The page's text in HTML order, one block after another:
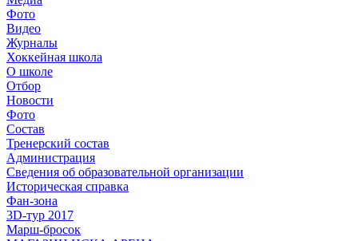
Фото
Видео
Журналы
Хоккейная школа
О школе
Отбор
Новости
Фото
Состав
Тренерский состав
Администрация
Сведения об образовательной организации
Историческая справка
Фан-зона
3D-тур 2017
Марш-бросок